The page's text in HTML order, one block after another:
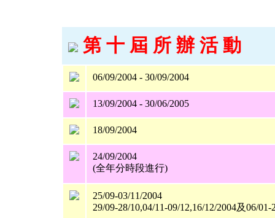
第 十 屆 所 辦 活 動
06/09/2004 - 30/09/2004
13/09/2004 - 30/06/2005
18/09/2004
24/09/2004
(全年分時段進行)
25/09-03/11/2004
29/09-28/10,04/11-09/12,16/12/2004及06/01-